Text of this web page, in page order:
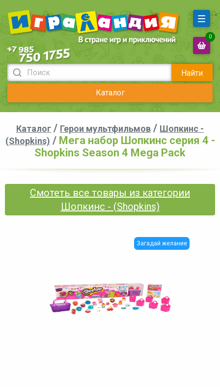
Найти
Каталог
0
Каталог / Герои мультфильмов / Шопкинс -
(Shopkins) / Мега набор Шопкинс серия 4 -
Shopkins Season 4 Mega Pack
Смотеть все товары из категории
Шопкинс - (Shopkins)
Загадай желание